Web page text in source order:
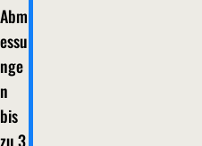
Abm
essu
nge
n
bis
zu 3